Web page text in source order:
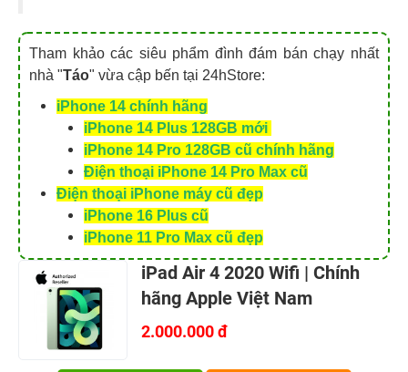
Trên đây là nhưng thông tin vềiPad Air 4– chiếc máy
tính bảng mới nhất của Apple sắp trình làng. Nếu bạn có
thông tin thú vị hơn hãy cùng chia sẻ với mọi người ở
mục bình luận bên dưới. Nếu bạn hào hứng hơn với
những dòng iPad thế hệ trước hãy liên hệ ngay với chúng
tôi qau hotline1900.0351để được tư vấn mẫu mã và giá
cả nhanh nhất. Hệ thống24hStore.vncam kết mang đến
sản phẩm iPad chất lượng giá rẻ hàng đầu thị trường, ở
đâu rẻ hơn hoàn tiền chênh lệch. Bạn sẽ hoàn toàn hài
lòng và yên tâm về chất lượng giá cả vầ sản phẩm của
24hStore.vn.
Xem thêm:iPad Air 4 sẽ có tính năng chưa từng
xuất hiện trên iPad
Tham khảo các siêu phẩm đình đám bán chạy nhất
nhà "Táo" vừa cập bến tại 24hStore: